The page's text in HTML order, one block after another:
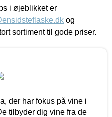
i øjeblikket er
og
sortiment til gode priser.
der har fokus på vine i
tilbyder dig vine fra de